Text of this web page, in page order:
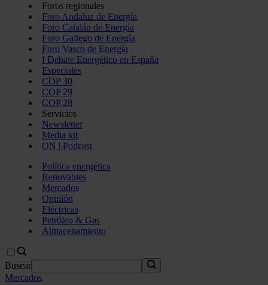
Foros regionales
Foro Andaluz de Energía
Foro Catalán de Energía
Foro Gallego de Energía
Foro Vasco de Energía
I Debate Energético en España
Especiales
COP 30
COP 29
COP 28
Servicios
Newsletter
Media kit
ON | Podcast
Política energética
Renovables
Mercados
Opinión
Eléctricas
Petróleo & Gas
Almacenamiento
Buscar
Mercados